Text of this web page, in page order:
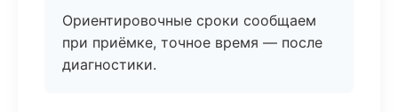
Ориентировочные сроки сообщаем
при приёмке, точное время — после
диагностики.